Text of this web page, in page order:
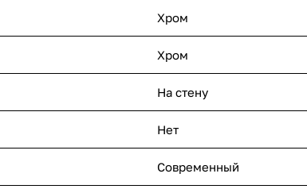
Хром
Хром
На стену
Нет
Современный